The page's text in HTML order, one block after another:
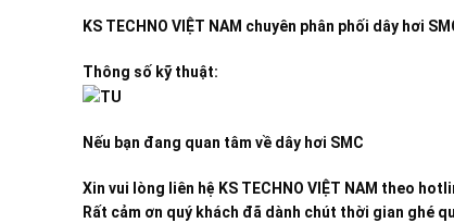
KS TECHNO VIỆT NAM chuyên phân phối dây hơi
Thông số kỹ thuật:
Nếu bạn đang quan tâm về dây hơi SMC
Xin vui lòng liên hệ KS TECHNO VIỆT NAM theo
Rất cảm ơn quý khách đã dành chút thời gian ghé